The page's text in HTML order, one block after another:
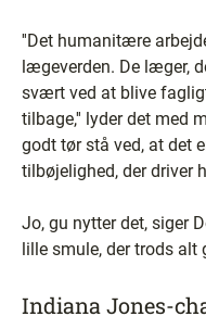
''Det humanitære
lægeverden. De læger,
svært ved at blive
tilbage,'' lyder det med
godt tør stå ved, at det
tilbøjelighed, der driver
Jo, gu nytter det, siger
lille smule, der trods alt
Indiana Jones-